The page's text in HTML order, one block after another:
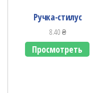
Ручка-стилус
8.40₴
Просмотреть